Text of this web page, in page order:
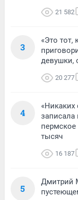
21 582
3
«Это тот,
девушки,
20 277
4
«Никаких
записала
тысяч
16 187
5
Дмитрий